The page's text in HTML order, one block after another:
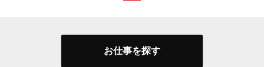
お仕事を探す